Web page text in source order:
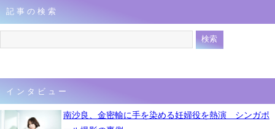
記事の検索
インタビュー
南沙良、金密輸に手を染める妊婦役を熱演 シンガポ